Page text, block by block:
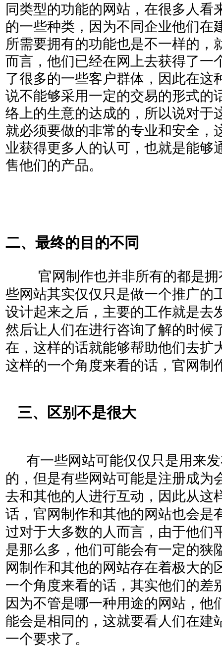
同类型的功能的网站，在很多人看
的一些种类，因为不同企业他们在
所需要拥有的功能也是不一样的，
而言，他们已经在网上去获得了一
了很多的一些客户群体，因此在这
说不能够采用一定的交易的形式的
络上的生意的达成的，所以说对于
就必须要做的非常的专业和安全，
业获得更多人的认可，也就是能够
售他们的产品。
二、最终的目的不同
官网制作也并非所有的都是拥
些网站其实仅仅只是做一个推广的
设计起来之后，主要的工作就是去
然后让人们在进行咨询了解的时候
在，这样的话就能够帮助他们去扩
这样的一个角度来看的话，官网制
三、区别不是很大
有一些网站可能仅仅只是用来发
的，但是有些网站可能是注册成为
去和其他的人进行互动，因此从这
话，官网制作和其他的网站也会是
过对于大多数的人而言，由于他们
是那么多，他们可能会有一定的狭
网制作和其他的网站存在着极大的
一个角度来看的话，其实他们的差
因为不管是哪一种用途的网站，他
能会是相同的，这就要看人们在建
一个要求了。